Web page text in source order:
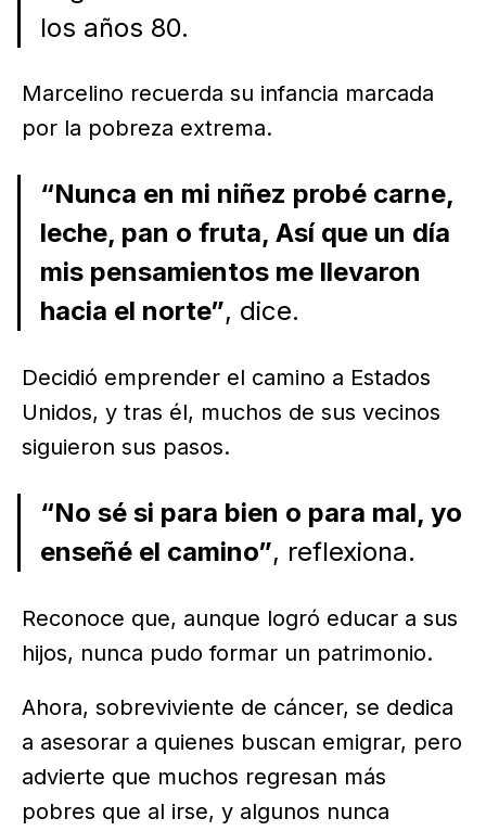
los años 80.
Marcelino recuerda su infancia marcada
por la pobreza extrema.
“Nunca en mi niñez probé carne,
leche, pan o fruta, Así que un día
mis pensamientos me llevaron
hacia el norte”, dice.
Decidió emprender el camino a Estados
Unidos, y tras él, muchos de sus vecinos
siguieron sus pasos.
“No sé si para bien o para mal, yo
enseñé el camino”, reflexiona.
Reconoce que, aunque logró educar a sus
hijos, nunca pudo formar un patrimonio.
Ahora, sobreviviente de cáncer, se dedica
a asesorar a quienes buscan emigrar, pero
advierte que muchos regresan más
pobres que al irse, y algunos nunca